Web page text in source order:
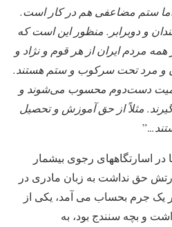
ستم مضاعفی هم در کار است.
و دوبرابر. منظور این است که
مردم ایران از هر قوم و نژاد و
و مرد تحت سرکوب و ستم هستند.
دست‌دوم محسوب می‌شوند و
مثلاً از حق آموزش و تحصیل
..”
اسارتگاههای رجوی بیشمار
حق نداشت به زبان مادری در
یک جرم بحساب می آمد، یکی از
و بچه سنندج بود، به